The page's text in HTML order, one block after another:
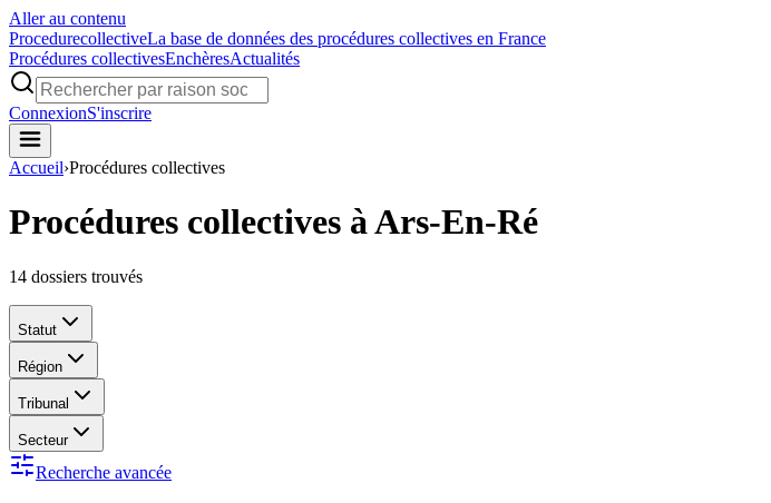
Aller au contenu
ProcedurecollectiveLa base de données des procédures collectives en France
Procédures collectivesEnchèresActualités
ConnexionS'inscrire
Accueil›Procédures collectives
Procédures collectives à Ars-En-Ré
14 dossiers trouvés
Statut
Région
Tribunal
Secteur
Recherche avancée